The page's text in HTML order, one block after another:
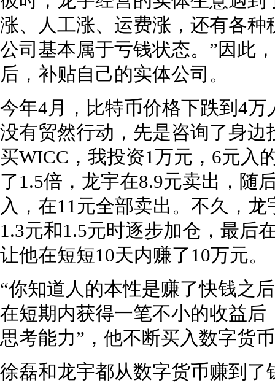
涨、人工涨、运费涨，还有各
公司基本属于亏钱状态。”因此
后，补贴自己的实体公司。
今年4月，比特币价格下跌到4
没有贸然行动，先是咨询了身
买WICC，我投资1万元，6元入
了1.5倍，龙宇在8.9元卖出，随
入，在11元全部卖出。不久，
1.3元和1.5元时逐步加仓，最后
让他在短短10天内赚了10万元。
“你知道人的本性是赚了快钱之
在短期内获得一笔不小的收益
思考能力”，他不断买入数字货
徐磊和龙宇都从数字货币赚到